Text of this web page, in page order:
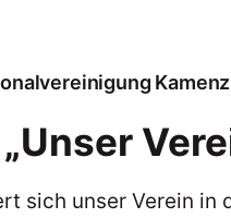
sich unser Verein in